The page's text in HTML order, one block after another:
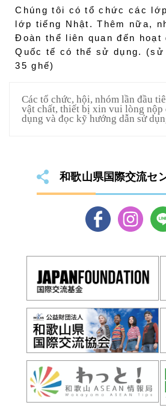
Chúng tôi có tổ chức các
lớp tiếng Nhật. Thêm nữa,
Đoàn thể liên quan đến hoạt
Quốc tế có thể sử dụng. (sử
35 ghế)
Các tổ chức, hội, nhóm lần đầu
vật chất, thiết bị xin vui lòng nộp
dụng và đọc kỹ hướng dẫn sử
和歌山県国際交流セ